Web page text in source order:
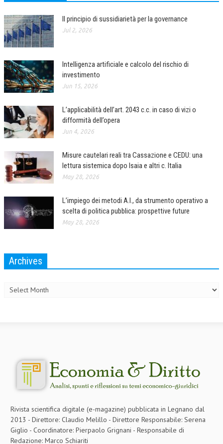
Il principio di sussidiarietà per la governance
Jul 2, 2026
Intelligenza artificiale e calcolo del rischio di
investimento
Jun 15, 2026
L’applicabilità dell’art. 2043 c.c. in caso di vizi o
difformità dell’opera
Jun 4, 2026
Misure cautelari reali tra Cassazione e CEDU: una
lettura sistemica dopo Isaia e altri c. Italia
May 28, 2026
L’impiego dei metodi A.I., da strumento operativo a
scelta di politica pubblica: prospettive future
May 28, 2026
Archives
Rivista scientifica digitale (e-magazine) pubblicata in Legnano dal
2013 - Direttore: Claudio Melillo - Direttore Responsabile: Serena
Giglio - Coordinatore: Pierpaolo Grignani - Responsabile di
Redazione: Marco Schiariti